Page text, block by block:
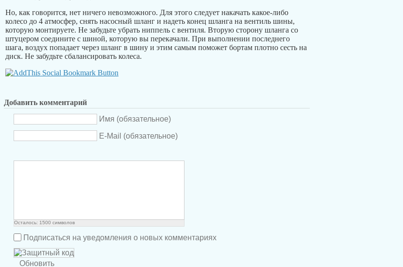
Но, как говорится, нет ничего невозможного. Для этого следует накачать какое-либо
колесо до 4 атмосфер, снять насосный шланг и надеть конец шланга на вентиль шины,
которую монтируете. Не забудьте убрать ниппель с вентиля. Вторую сторону шланга со
штуцером соедините с шиной, которую вы перекачали. При выполнении последнего
шага, воздух попадает через шланг в шину и этим самым поможет бортам плотно сесть на
диск. Не забудьте сбалансировать колеса.
Добавить комментарий
Имя (обязательное)
E-Mail (обязательное)
Осталось: 1500 символов
Подписаться на уведомления о новых комментариях
Обновить